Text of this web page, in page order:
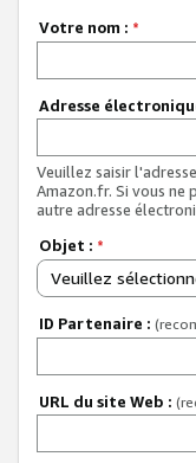
Votre nom : *
Adresse
Veuillez saisir
Amazon.fr. Si vous ne
autre adresse
Objet : *
Veuillez
ID Partenaire :
URL du site Web :